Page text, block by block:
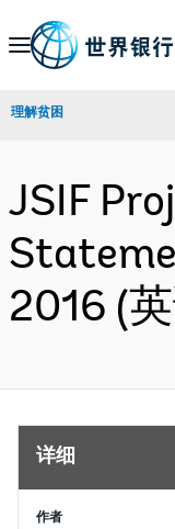
Skip
Navigation
理解贫困
JSIF
2016 (
详细
作者